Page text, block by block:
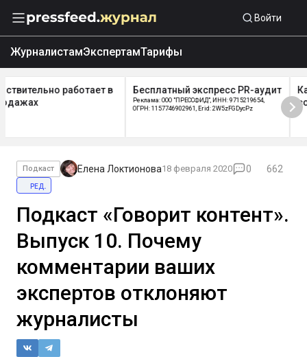
Войти
ЖурналистамЭкспертамТарифы
Бесплатный экспресс PR-аудит
Реклама: ООО "ПРЕССФИД", ИНН: 9715219654,
ОГРН: 1157746902961, Erid: 2W5zFGDycPz
Как работает отдел
сопровождения Pressfeed
Подкаст Елена Локтионова18 февраля 2020 0
662
ред.
Подкаст «Говорит контент».
Выпуск 10. Почему
комментарии ваших
экспертов отклоняют
журналисты